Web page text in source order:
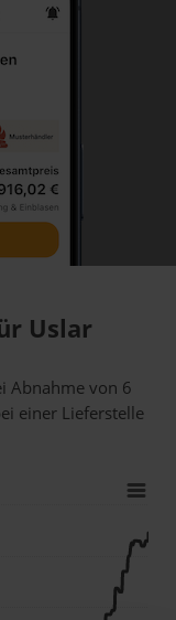
Uslar
Abnahmevon 6
einer Lieferstelle